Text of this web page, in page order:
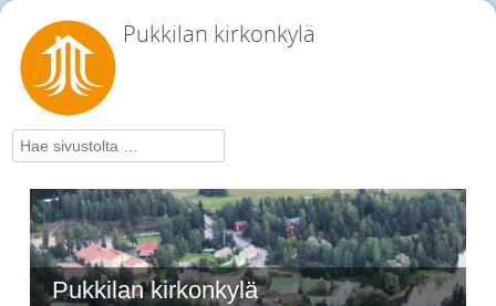
Pukkilan kirkonkylä
Hae
Pukkilan kirkonkylä